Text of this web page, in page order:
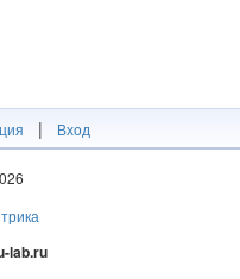
| Вход
lab.ru